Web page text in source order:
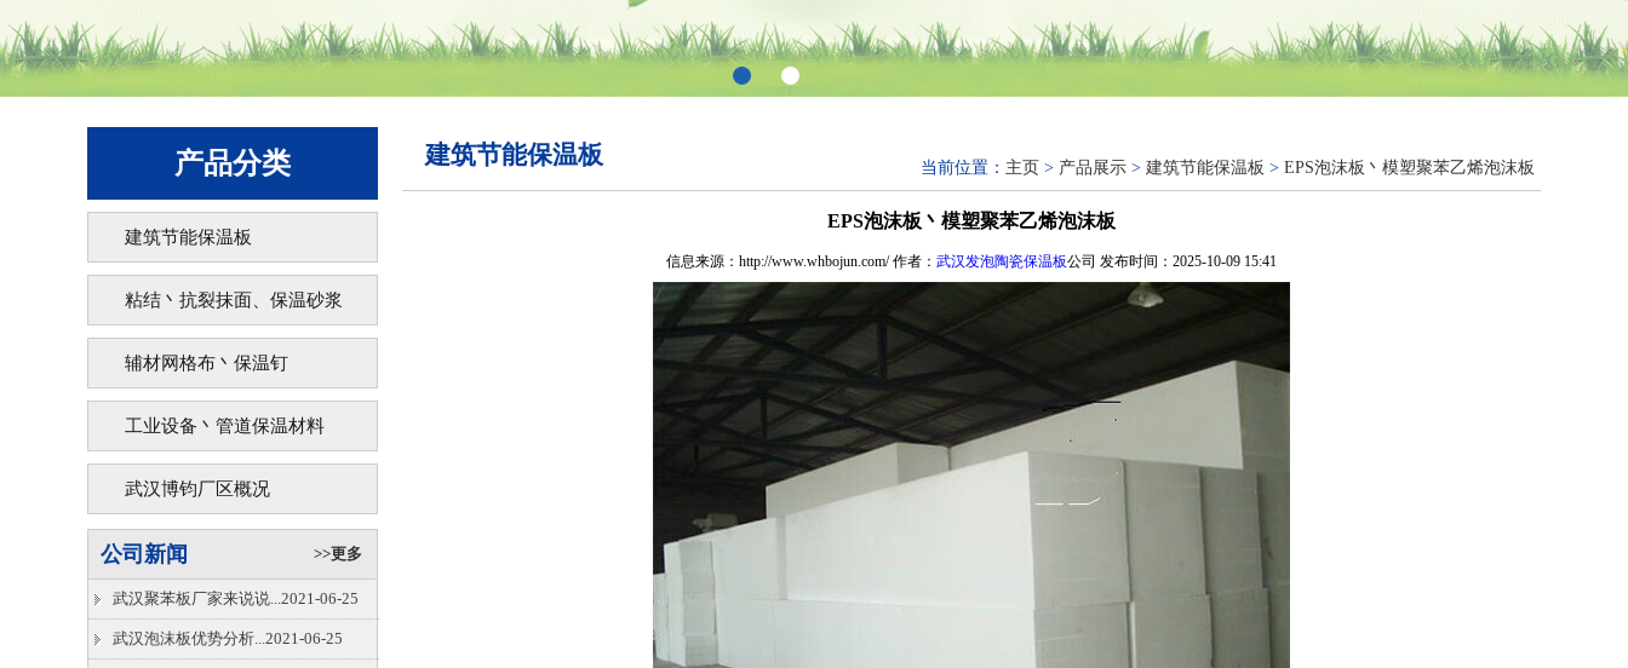
产品分类
建筑节能保温板
粘结丶抗裂抹面、保温砂浆
辅材网格布丶保温钉
工业设备丶管道保温材料
武汉博钧厂区概况
公司新闻 >>更多
武汉聚苯板厂家来说说...2021-06-25
武汉泡沫板优势分析...2021-06-25
建筑节能保温板 当前位置： 主页 > 产品展示> 建筑节能保温板 > EPS泡沫板丶模塑聚苯乙烯泡沫板
EPS泡沫板丶模塑聚苯乙烯泡沫板
信息来源：http://www.whbojun.com/ 作者： 武汉发泡陶瓷保温板公司 发布时间：2025-10-09 15:41